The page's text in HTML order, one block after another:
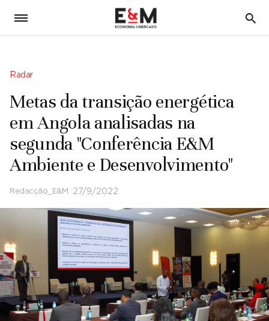
5
Radar
Metas da transição energética
em Angola analisadas na
segunda "Conferência E&M
Ambiente e Desenvolvimento"
Redacção_E&M 27/9/2022